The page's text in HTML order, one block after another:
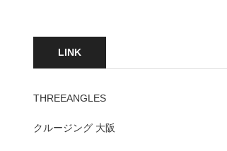
LINK
THREEANGLES
クルージング 大阪